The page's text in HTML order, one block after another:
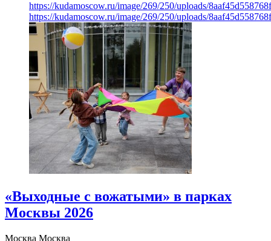
https://kudamoscow.ru/image/269/250/uploads/
https://kudamoscow.ru/image/269/250/uploads/
«Выходные с вожатыми» в парках
Москвы 2026
Москва Москва